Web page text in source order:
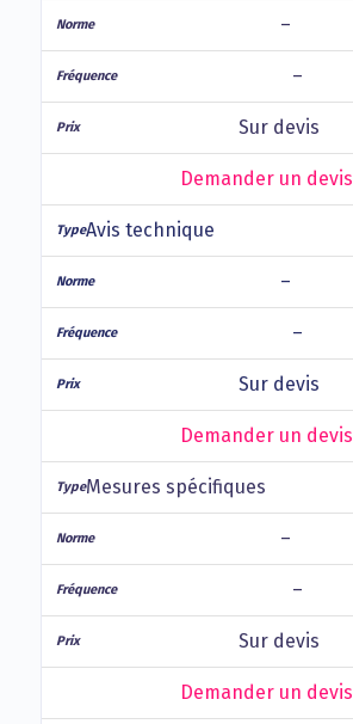
–
–
Sur devis
Demander un devis
Avis technique
–
–
Sur devis
Demander un devis
Mesures spécifiques
–
–
Sur devis
Demander un devis